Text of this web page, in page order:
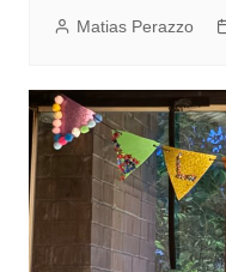
Matias Perazzo